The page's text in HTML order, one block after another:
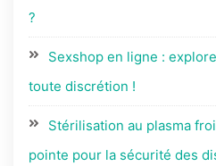
?
Sexshop en ligne :
toute discrétion !
Stérilisation au plasma
pointe pour la sécurité des